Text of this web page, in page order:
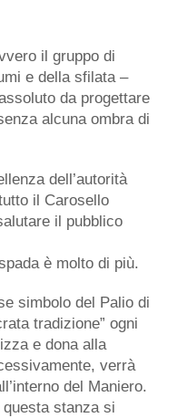
il gruppo di
e della sfilata –
da progettare
alcuna ombra di
dell’autorità
il Carosello
il pubblico
è molto di più.
simbolo del Palio di
tradizione” ogni
e dona alla
verrà
del Maniero.
stanza si